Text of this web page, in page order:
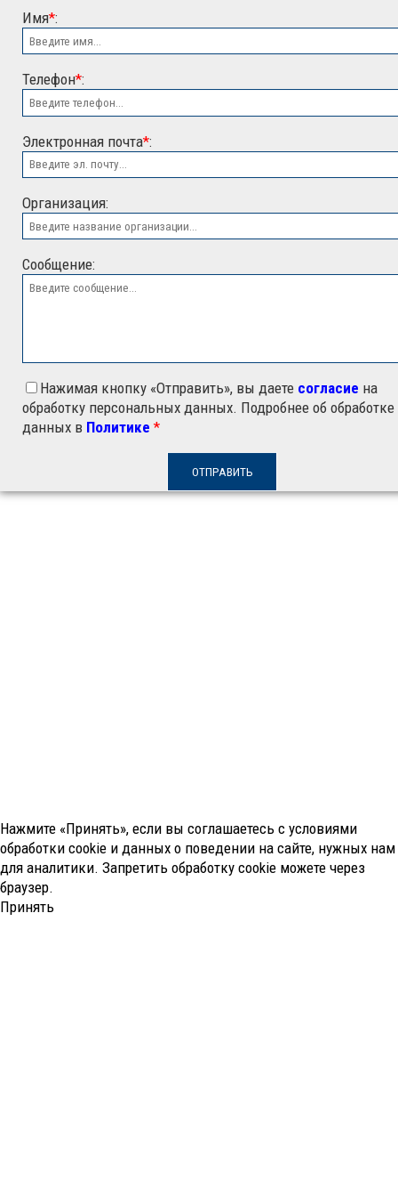
ООО "ЭСК"
Имя*:
Телефон*:
Электронная почта*:
Организация:
Сообщение:
Нажимая кнопку «Отправить», вы даете согласие на
обработку персональных данных. Подробнее об обработке
данных в Политике *
Нажмите «Принять», если вы соглашаетесь с условиями
обработки cookie и данных о поведении на сайте, нужных нам
для аналитики. Запретить обработку cookie можете через
браузер.
Принять